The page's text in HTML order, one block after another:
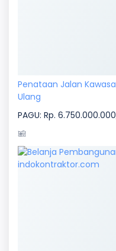
Penataan Jalan
Ulang
PAGU: Rp.